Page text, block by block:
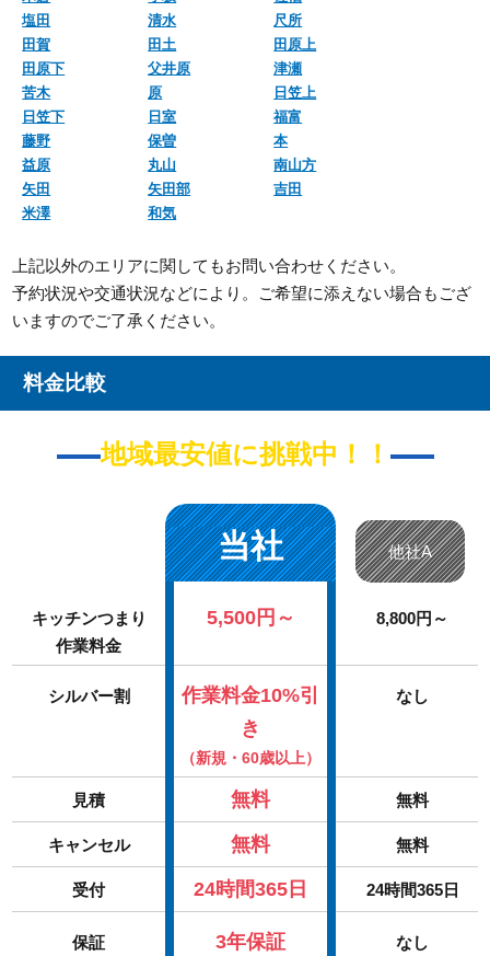
塩田
清水
尺所
田賀
田土
田原上
田原下
父井原
津瀬
苦木
原
日笠上
日笠下
日室
福富
藤野
保曽
本
益原
丸山
南山方
矢田
矢田部
吉田
米澤
和気
上記以外のエリアに関してもお問い合わせください。
予約状況や交通状況などにより。ご希望に添えない場合もござ
いますのでご了承ください。
料金比較
地域最安値に挑戦中！！
当社 他社A
キッチンつまり
作業料金
5,500円～ 8,800円～
シルバー割
作業料金10%引
き
（新規・60歳以上）
なし
見積 無料 無料
キャンセル 無料 無料
受付 24時間365日 24時間365日
保証 3年保証 なし